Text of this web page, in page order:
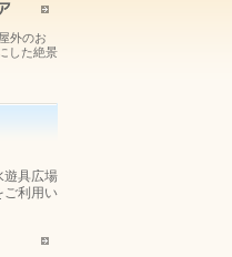
外のお
した絶景
遊具広場
ご利用い